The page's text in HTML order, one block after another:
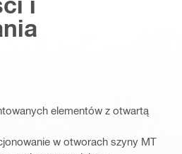
elementów z otwartą
w otworach szyny MT